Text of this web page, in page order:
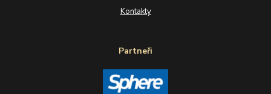
Kontakty
Partneři